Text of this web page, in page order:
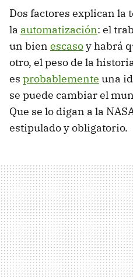
Dos factores explican la
la automatización: el
un bien escasoy habrá
otro, el peso de la
es probablemente una
se puede cambiar el
Que se lo digan a la
estipulado y obligatorio.